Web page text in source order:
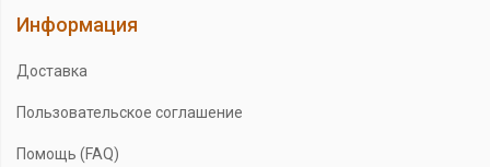
Информация
Доставка
Пользовательское соглашение
Помощь (FAQ)